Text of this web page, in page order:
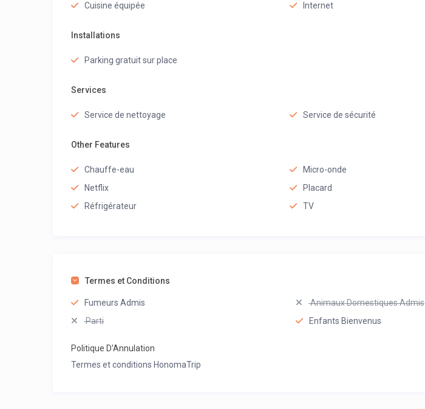
Cuisine équipée
Internet
Installations
Parking gratuit sur place
Services
Service de nettoyage Service de sécurité
Other Features
Chauffe-eau
Micro-onde
Netflix
Placard
Réfrigérateur
TV
Termes et Conditions
Fumeurs Admis
Animaux Domestiques Admis
Parti
Enfants Bienvenus
Politique D'Annulation
Termes et conditions HonomaTrip